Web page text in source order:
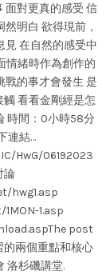
面對更真的感受 信
明白 欲得現前，
見 在自然的感受中
情緒時作為創作的
戰的事才會發生 是
看看金剛經是怎
時間：0小時58分
連結…
HwG/06192023
論
hwg1.asp
1.asp
post
的兩個重點和核心
洛杉磯講堂.